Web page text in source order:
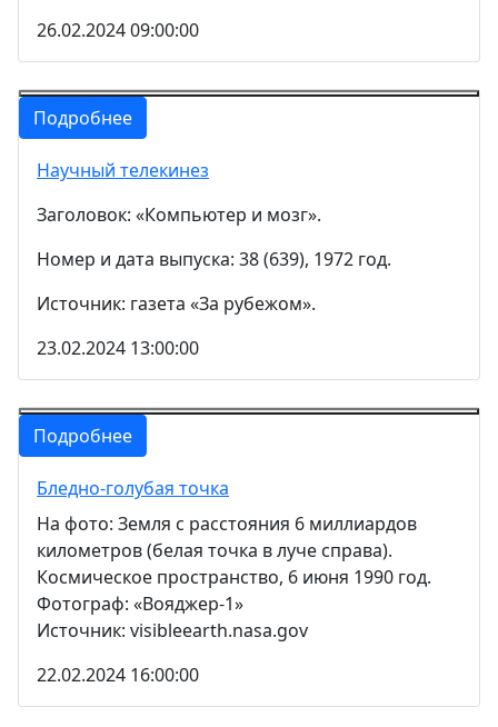
26.02.2024 09:00:00
Подробнее
Научный телекинез
Заголовок: «Компьютер и мозг».
Номер и дата выпуска: 38 (639), 1972 год.
Источник: газета «За рубежом».
23.02.2024 13:00:00
Подробнее
Бледно-голубая точка
На фото: Земля с расстояния 6 миллиардов
километров (белая точка в луче справа).
Космическое пространство, 6 июня 1990 год.
Фотограф: «Вояджер-1»
Источник: visibleearth.nasa.gov
22.02.2024 16:00:00